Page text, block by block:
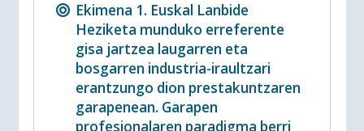
Ekimena 1. Euskal Lanbide
Heziketa munduko erreferente
gisa jartzea laugarren eta
bosgarren industria-iraultzari
erantzungo dion prestakuntzaren
garapenean. Garapen
profesionalaren paradigma berri